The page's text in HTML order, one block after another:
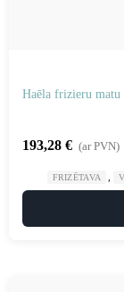
Haēla frizieru matu
193,28 € (ar PVN)
FRIZĒTAVA